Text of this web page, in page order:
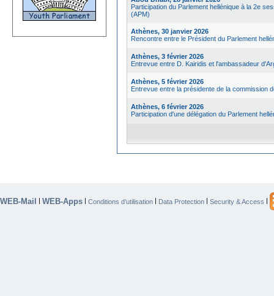
Participation du Parlement hellénique à la 2e
(APM)
Athènes, 30 janvier 2026
Rencontre entre le Président du Parlement
Athènes, 3 février 2026
Entrevue entre D. Kairidis et l'ambassadeur
Athènes, 5 février 2026
Entrevue entre la présidente de la commission
Athènes, 6 février 2026
Participation d'une délégation du Parlement
WEB-Mail | WEB-Apps | Conditions d’utilisation | Data Protection | Security & Access |